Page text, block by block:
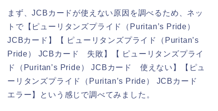
まず、JCBカードが使えない原因を調べるため、ネッ
トで【ピューリタンズプライド（Puritan’s Pride）
JCBカード】【 ピューリタンズプライド（Puritan’s
Pride） JCBカード 失敗】【 ピューリタンズプライ
ド（Puritan’s Pride） JCBカード 使えない】【ピュ
ーリタンズプライド（Puritan’s Pride） JCBカード
エラー】という感じで調べてみました。